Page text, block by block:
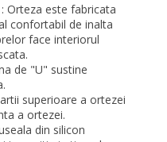
: Orteza este fabricata
confortabil de inalta
face interiorul
de "U" sustine
superioare a ortezei
a ortezei.
din silicon